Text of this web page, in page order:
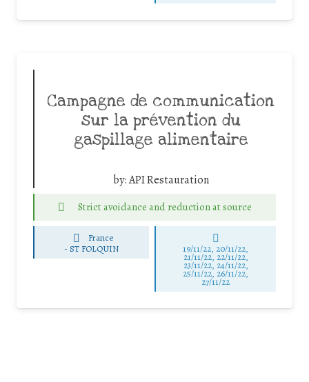
Campagne de communication
sur la prévention du
gaspillage alimentaire
by:API Restauration
Strict avoidance and reduction at source
France
-ST FOLQUIN 19/11/22, 20/11/22,
21/11/22, 22/11/22,
23/11/22, 24/11/22,
25/11/22, 26/11/22,
27/11/22